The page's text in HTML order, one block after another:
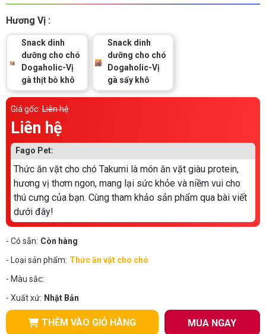
Thông tin về chó
Thông tin về mèo
CHÍNH SÁCH
Chính sách mua hàng Chính sách vận chuyển
Chính sách bảo hành
LIÊN HỆ
TỔNG ĐÀI TƯ VẤN
Hương Vị :
Snack dinh
dưỡng cho chó
Dogaholic-Vị
gà thịt bò khô
Snack dinh
dưỡng cho chó
Dogaholic-Vị
gà sấy khô
Giá gốc: Liên hệ
Liên hệ
Fago Pet:
Thức ăn vặt cho chó Takumi là món ăn vặt giàu protein,
hương vị thơm ngon, mang lại sức khỏe và niềm vui cho
thú cưng của bạn. Cùng tham khảo sản phẩm qua bài viết
dưới đây!
- Có sẵn: Còn hàng
- Loại sản phẩm: Thức ăn vặt cho chó
- Màu sắc:
- Xuất xứ: Nhật Bản
THÊM VÀO GIỎ HÀNG MUA NGAY